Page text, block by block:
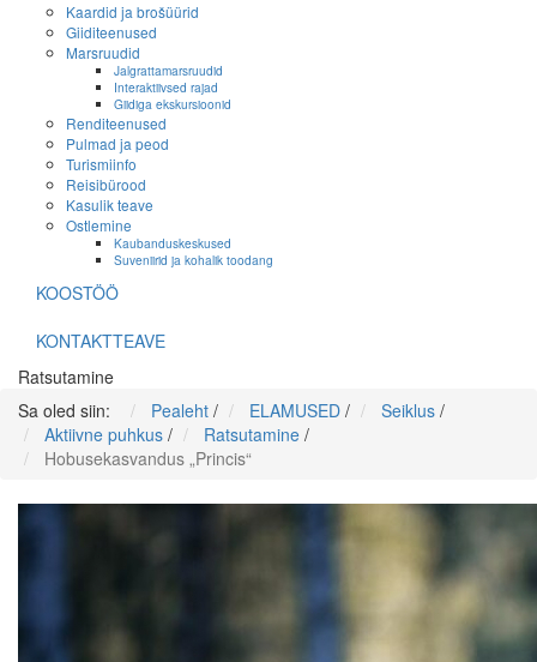
Kaardid ja brošüürid
Giiditeenused
Marsruudid
Jalgrattamarsruudid
Interaktiivsed rajad
Giidiga ekskursioonid
Renditeenused
Pulmad ja peod
Turismiinfo
Reisibürood
Kasulik teave
Ostlemine
Kaubanduskeskused
Suveniirid ja kohalik toodang
KOOSTÖÖ
KONTAKTTEAVE
Ratsutamine
Sa oled siin:
Pealeht / ELAMUSED / Seiklus /
Aktiivne puhkus / Ratsutamine /
Hobusekasvandus „Princis“